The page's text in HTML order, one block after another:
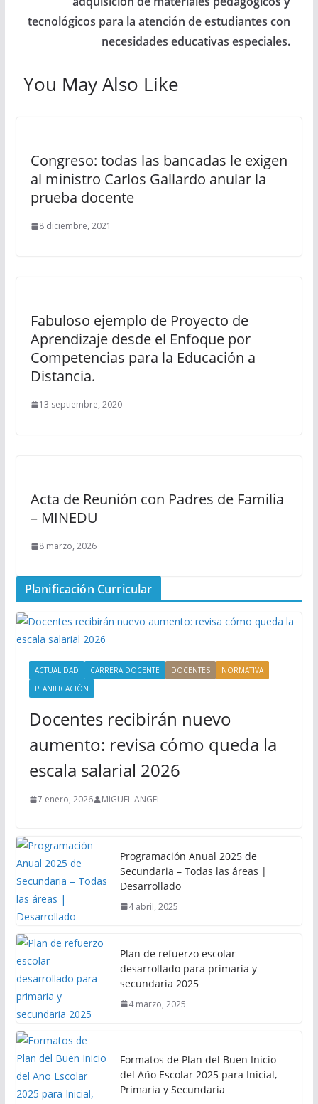
tecnológicos para la atención de estudiantes con
necesidades educativas especiales.
You May Also Like
Congreso: todas las bancadas le exigen
al ministro Carlos Gallardo anular la
prueba docente
8 diciembre, 2021
Fabuloso ejemplo de Proyecto de
Aprendizaje desde el Enfoque por
Competencias para la Educación a
Distancia.
13 septiembre, 2020
Acta de Reunión con Padres de Familia
– MINEDU
8 marzo, 2026
Planificación Curricular
ACTUALIDAD CARRERA DOCENTE DOCENTES
NORMATIVA
PLANIFICACIÓN
Docentes recibirán nuevo
aumento: revisa cómo queda la
escala salarial 2026
7 enero, 2026 MIGUEL ANGEL
Programación Anual 2025 de
Secundaria – Todas las áreas |
Desarrollado
4 abril, 2025
Plan de refuerzo escolar
desarrollado para primaria y
secundaria 2025
4 marzo, 2025
Formatos de Plan del Buen Inicio
del Año Escolar 2025 para Inicial,
Primaria y Secundaria